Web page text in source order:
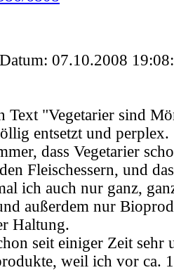
07.10.2008
Text "Vegetarier sind
entsetzt und perplex.
dass Vegetarier
Fleischessern, und
ich auch nur ganz,
außerdem nur
Haltung.
seit einiger Zeit sehr
weil ich vor ca.